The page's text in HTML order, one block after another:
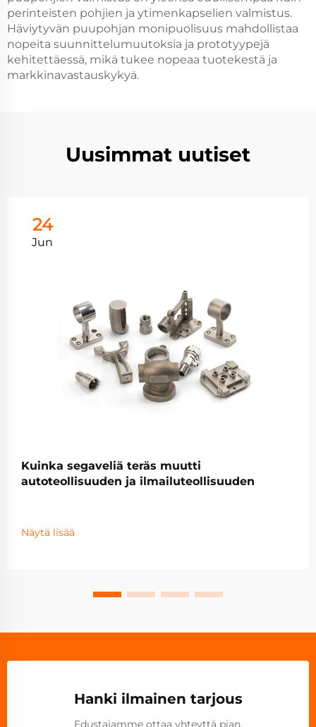
perinteisten pohjien ja ytimenkapselien valmistus.
Häviytyvän puupohjan monipuolisuus mahdollistaa
nopeita suunnittelumuutoksia ja prototyypejä
kehitettäessä, mikä tukee nopeaa tuotekestä ja
markkinavastauskykyä.
Uusimmat uutiset
24
Jun
Kuinka segaveliä teräs muutti
autoteollisuuden ja ilmailuteollisuuden
Näytä lisää
Hanki ilmainen tarjous
Edustajamme ottaa yhteyttä pian.